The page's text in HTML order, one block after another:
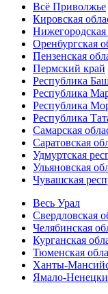
Всё Приволжье
Кировская
Нижегородская
Оренбургская
Пензенская
Пермский край
Республика
Республика
Республика
Республика
Самарская
Саратовская
Удмуртская
Ульяновская
Чувашская
Весь Урал
Свердловская
Челябинская
Курганская
Тюменская
Ханты-
Ямало-